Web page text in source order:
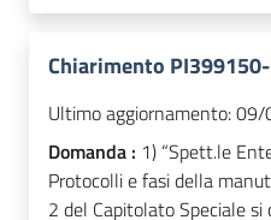
Chiarimento
Ultimo aggiornamento:09/
Domanda : 1) “Spett.le
Protocolli e fasi della
2 del Capitolato Speciale